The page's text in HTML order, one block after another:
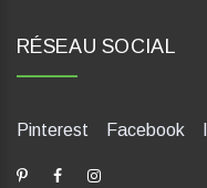
RÉSEAU SOCIAL
Pinterest Facebook